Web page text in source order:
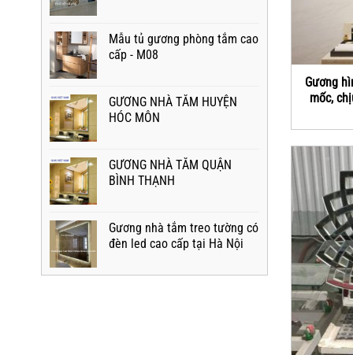
Mẫu tủ gương phòng tắm cao
cấp - M08
GƯƠNG NHÀ TẮM HUYỆN
HÓC MÔN
GƯƠNG NHÀ TẮM QUẬN
BÌNH THẠNH
Gương nhà tắm treo tường có
đèn led cao cấp tại Hà Nội
Gương
mốc,